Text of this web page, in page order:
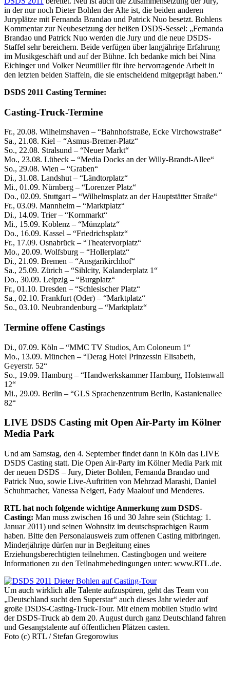
in der nur noch Dieter Bohlen der Alte ist, die beiden anderen
Juryplätze mit Fernanda Brandao und Patrick Nuo besetzt. Bohlens
Kommentar zur Neubesetzung der heißen DSDS-Sessel: „Fernanda
Brandao und Patrick Nuo werden die Jury und die neue DSDS-
Staffel sehr bereichern. Beide verfügen über langjährige Erfahrung
im Musikgeschäft und auf der Bühne. Ich bedanke mich bei Nina
Eichinger und Volker Neumüller für ihre hervorragende Arbeit in
den letzten beiden Staffeln, die sie entscheidend mitgeprägt haben.“
DSDS 2011 Casting Termine:
Casting-Truck-Termine
Fr., 20.08. Wilhelmshaven – “Bahnhofstraße, Ecke Virchowstraße“
Sa., 21.08. Kiel – “Asmus-Bremer-Platz“
So., 22.08. Stralsund – “Neuer Markt“
Mo., 23.08. Lübeck – “Media Docks an der Willy-Brandt-Allee“
So., 29.08. Wien – “Graben“
Di., 31.08. Landshut – “Ländtorplatz“
Mi., 01.09. Nürnberg – “Lorenzer Platz“
Do., 02.09. Stuttgart – “Wilhelmsplatz an der Hauptstätter Straße“
Fr., 03.09. Mannheim – “Marktplatz“
Di., 14.09. Trier – “Kornmarkt“
Mi., 15.09. Koblenz – “Münzplatz“
Do., 16.09. Kassel – “Friedrichsplatz“
Fr., 17.09. Osnabrück – “Theatervorplatz“
Mo., 20.09. Wolfsburg – “Hollerplatz“
Di., 21.09. Bremen – “Ansgarikirchhof“
Sa., 25.09. Zürich – “Sihlcity, Kalanderplatz 1“
Do., 30.09. Leipzig – “Burgplatz“
Fr., 01.10. Dresden – “Schlesischer Platz“
Sa., 02.10. Frankfurt (Oder) – “Marktplatz“
So., 03.10. Neubrandenburg – “Marktplatz“
Termine offene Castings
Di., 07.09. Köln – “MMC TV Studios, Am Coloneum 1“
Mo., 13.09. München – “Derag Hotel Prinzessin Elisabeth,
Geyerstr. 52“
So., 19.09. Hamburg – “Handwerkskammer Hamburg, Holstenwall
12“
Mi., 29.09. Berlin – “GLS Sprachenzentrum Berlin, Kastanienallee
82“
LIVE DSDS Casting mit Open Air-Party im Kölner
Media Park
Und am Samstag, den 4. September findet dann in Köln das LIVE
DSDS Casting statt. Die Open Air-Party im Kölner Media Park mit
der neuen DSDS – Jury, Dieter Bohlen, Fernanda Brandao und
Patrick Nuo, sowie Live-Auftritten von Mehrzad Marashi, Daniel
Schuhmacher, Vanessa Neigert, Fady Maalouf und Menderes.
RTL hat noch folgende wichtige Anmerkung zum DSDS-
Casting: Man muss zwischen 16 und 30 Jahre sein (Stichtag: 1.
Januar 2011) und seinen Wohnsitz im deutschsprachigen Raum
haben. Bitte den Personalausweis zum offenen Casting mitbringen.
Minderjährige dürfen nur in Begleitung eines
Erziehungsberechtigten teilnehmen. Castingbogen und weitere
Informationen zu den Teilnahmebedingungen unter: www.RTL.de.
Um auch wirklich alle Talente aufzuspüren, geht das Team von
„Deutschland sucht den Superstar“ auch dieses Jahr wieder auf
große DSDS-Casting-Truck-Tour. Mit einem mobilen Studio wird
der DSDS-Truck ab dem 20. August durch ganz Deutschland fahren
und Gesangstalente auf öffentlichen Plätzen casten.
Foto (c) RTL / Stefan Gregorowius